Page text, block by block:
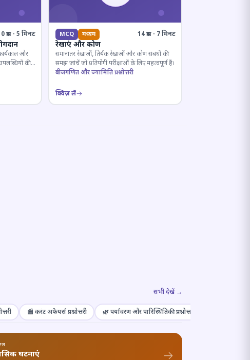
प्रश्न · 5 मिनट
और
की
MCQ मध्यम 14 प्रश्न · 7 मिनट
रेखाएं और कोण
समानांतर रेखाओं, तिर्यक रेखाओं और कोण संबंधों की
समझ जांचें जो प्रतियोगी परीक्षाओं के लिए महत्वपूर्ण हैं।
बीजगणित और ज्यामिति प्रश्नोत्तरी
क्विज़ लें
सभी देखें →
📰 करंट अफेयर्स प्रश्नोत्तरी 🌿 पर्यावरण और पारिस्थितिकी प्रश्नोत्तरी
घटनाएं